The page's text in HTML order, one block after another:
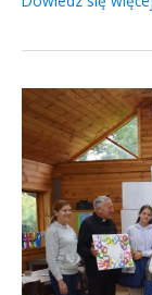
Polski?
Jak
najbardziej!